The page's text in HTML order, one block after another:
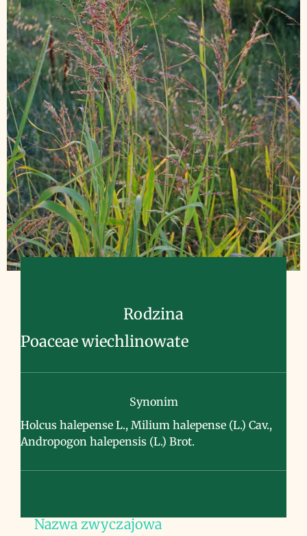
Rodzina
Poaceae wiechlinowate
Synonim
Holcus halepense L., Milium halepense (L.) Cav.,
Andropogon halepensis (L.) Brot.
Nazwa zwyczajowa